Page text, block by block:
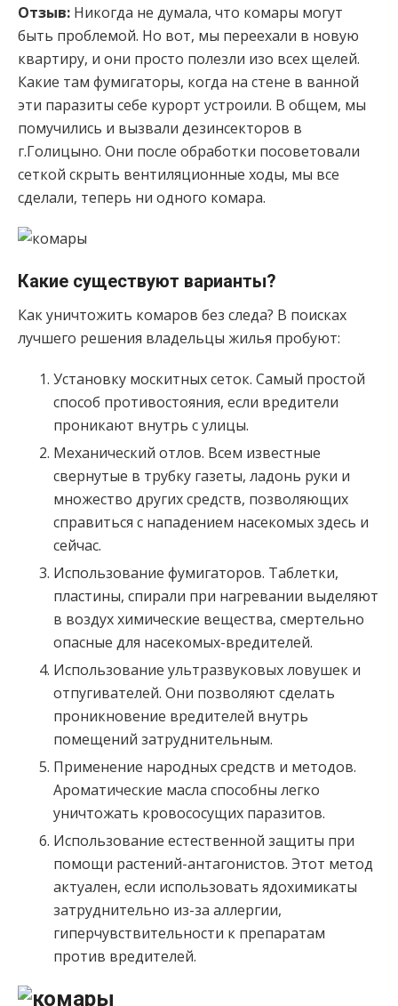
Отзыв: Никогда не думала, что комары могут
быть проблемой. Но вот, мы переехали в новую
квартиру, и они просто полезли изо всех щелей.
Какие там фумигаторы, когда на стене в ванной
эти паразиты себе курорт устроили. В общем, мы
помучились и вызвали дезинсекторов в
г.Голицыно. Они после обработки посоветовали
сеткой скрыть вентиляционные ходы, мы все
сделали, теперь ни одного комара.
Какие существуют варианты?
Как уничтожить комаров без следа? В поисках
лучшего решения владельцы жилья пробуют:
Установку москитных сеток. Самый простой
способ противостояния, если вредители
проникают внутрь с улицы.
Механический отлов. Всем известные
свернутые в трубку газеты, ладонь руки и
множество других средств, позволяющих
справиться с нападением насекомых здесь и
сейчас.
Использование фумигаторов. Таблетки,
пластины, спирали при нагревании выделяют
в воздух химические вещества, смертельно
опасные для насекомых-вредителей.
Использование ультразвуковых ловушек и
отпугивателей. Они позволяют сделать
проникновение вредителей внутрь
помещений затруднительным.
Применение народных средств и методов.
Ароматические масла способны легко
уничтожать кровососущих паразитов.
Использование естественной защиты при
помощи растений-антагонистов. Этот метод
актуален, если использовать ядохимикаты
затруднительно из-за аллергии,
гиперчувствительности к препаратам
против вредителей.